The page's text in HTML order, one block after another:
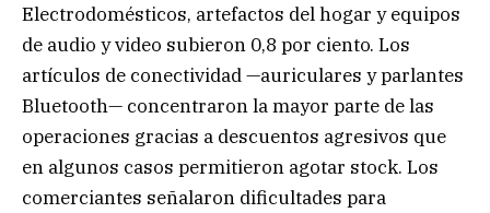
Electrodomésticos, artefactos del hogar y equipos
de audio y video subieron 0,8 por ciento. Los
artículos de conectividad —auriculares y parlantes
Bluetooth— concentraron la mayor parte de las
operaciones gracias a descuentos agresivos que
en algunos casos permitieron agotar stock. Los
comerciantes señalaron dificultades para